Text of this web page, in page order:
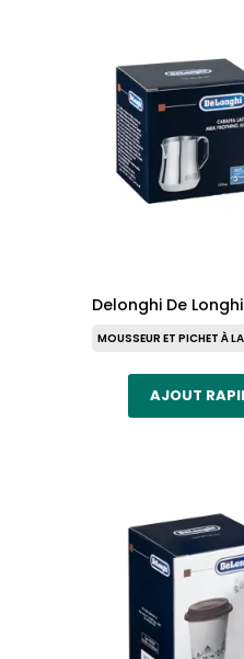
Delonghi De
MOUSSEUR ET PICHET À
AJOUT